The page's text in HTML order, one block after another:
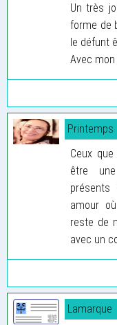
Un très
forme de
le défunt
Avec mon
Printemps
Ceux
être
amour
reste de
avec un
Lamarque